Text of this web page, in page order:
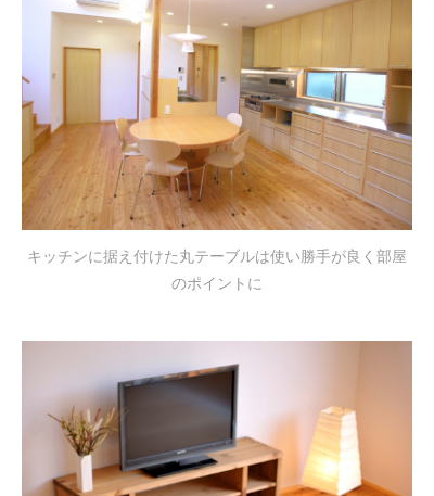
キッチンに据え付けた丸テーブルは使い勝手が良く部屋
のポイントに